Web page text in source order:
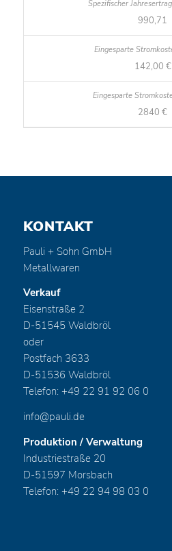
990,71
142,00 €
2840 €
KONTAKT
Pauli + Sohn GmbH
Metallwaren
Verkauf
Eisenstraße 2
D-51545 Waldbröl
oder
Postfach 3633
D-51536 Waldbröl
Telefon: +49 22 91 92 06 0
info@pauli.de
Produktion / Verwaltung
Industriestraße 20
D-51597 Morsbach
Telefon: +49 22 94 98 03 0